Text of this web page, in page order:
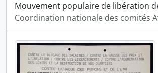
Mouvement populaire de libération
Coordination nationale des comités